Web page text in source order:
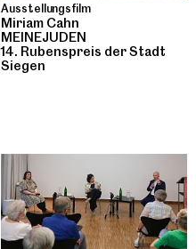
Ausstellungsfilm
Miriam Cahn
MEINEJUDEN
14. Rubenspreis der Stadt
Siegen